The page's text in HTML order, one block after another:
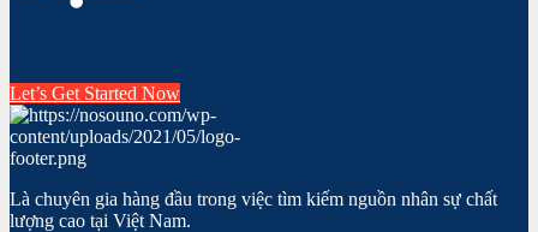
Let’s Get Started Now
Là chuyên gia hàng đầu trong việc tìm kiếm nguồn nhân sự chất
lượng cao tại Việt Nam.